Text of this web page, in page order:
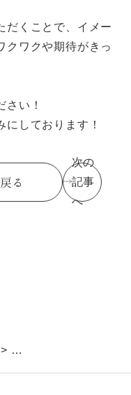
だくことで、イメー
クワクや期待がきっ
さい！
しております！
る
次の
記事
へ
>
)10(日)